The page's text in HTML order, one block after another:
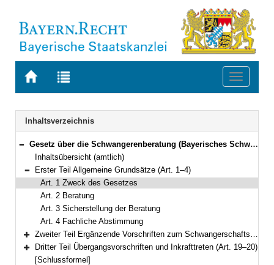
Zur
BAYERN.RECHT
Zur
letzten
Suche
Toggle
Navigation
Inhaltsverzeichnis
Bereich reduzieren
Gesetz über die Schwangerenberatung (Bayerisches Schwangerenberatungsgesetz – BaySchwBerG) Vom 9. August 1996 (GVBl. S. 320) BayRS 2170-2-A (Art. 1–20)
Inhaltsübersicht (amtlich)
Bereich reduzieren
Erster Teil Allgemeine Grundsätze (Art. 1–4)
Art. 1 Zweck des Gesetzes
Art. 2 Beratung
Art. 3 Sicherstellung der Beratung
Art. 4 Fachliche Abstimmung
Bereich erweitern
Zweiter Teil Ergänzende Vorschriften zum Schwangerschaftskonfliktgesetz (Art. 5–18)
Bereich erweitern
Dritter Teil Übergangsvorschriften und Inkrafttreten (Art. 19–20)
[Schlussformel]